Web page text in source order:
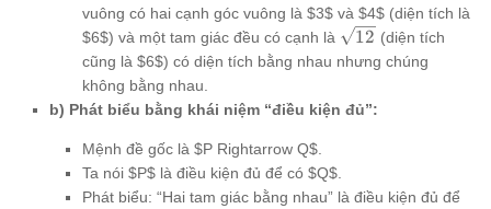
vuông có hai cạnh góc vuông là $3$ và $4$ (diện tích là
$6$) và một tam giác đều có cạnh là \sqrt{12}
12 (diện tích
cũng là $6$) có diện tích bằng nhau nhưng chúng
không bằng nhau.
b) Phát biểu bằng khái niệm “điều kiện đủ”:
Mệnh đề gốc là $P Rightarrow Q$.
Ta nói $P$ là điều kiện đủ để có $Q$.
Phát biểu: “Hai tam giác bằng nhau” là điều kiện đủ để